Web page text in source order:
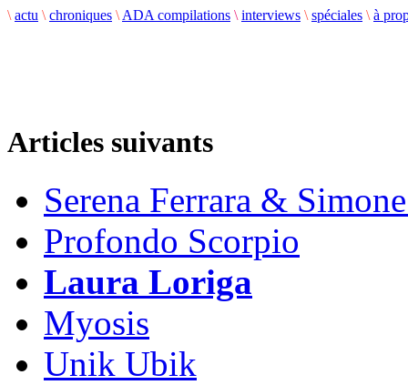
\ actu \ chroniques \ ADA compilations \ interviews \ spéciales \ à
Articles suivants
Serena Ferrara &
Profondo Scorpio
Laura Loriga
Myosis
Unik Ubik